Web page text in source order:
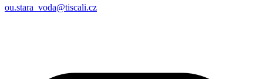
ou.stara_voda@tiscali.cz